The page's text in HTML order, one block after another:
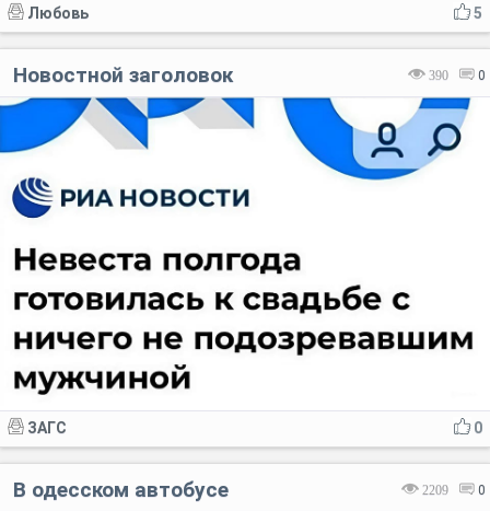
5
Любовь
390 0
Новостной заголовок
0
ЗАГС
2209 0
В одесском автобусе